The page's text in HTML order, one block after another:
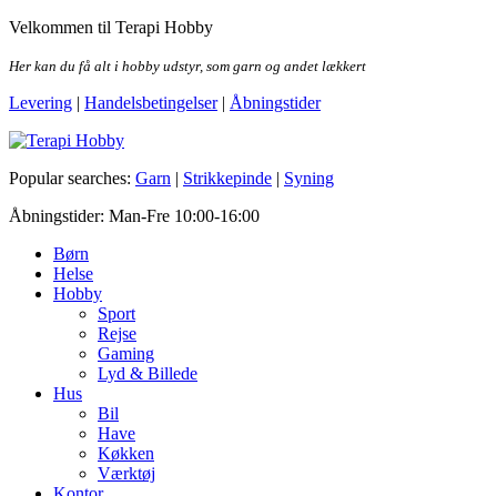
Skip
the
Velkommen til Terapi Hobby
Her kan du få alt i hobby udstyr, som garn og andet lækkert
Levering | Handelsbetingelser| Åbningstider
Terapi Hobby
Popular searches: Garn | Strikkepinde | Syning
Åbningstider: Man-Fre 10:00-16:00
Børn
Helse
Hobby
Sport
Rejse
Gaming
Lyd & Billede
Hus
Bil
Have
Køkken
Værktøj